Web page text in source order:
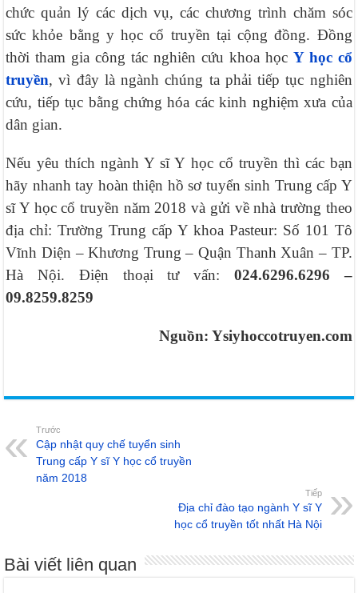
chức quản lý các dịch vụ, các chương trình chăm sóc
sức khỏe bằng y học cổ truyền tại cộng đồng. Đồng
thời tham gia công tác nghiên cứu khoa học Y học cổ
truyền, vì đây là ngành chúng ta phải tiếp tục nghiên
cứu, tiếp tục bằng chứng hóa các kinh nghiệm xưa của
dân gian.
Nếu yêu thích ngành Y sĩ Y học cổ truyền thì các bạn
hãy nhanh tay hoàn thiện hồ sơ tuyển sinh Trung cấp Y
sĩ Y học cổ truyền năm 2018 và gửi về nhà trường theo
địa chỉ: Trường Trung cấp Y khoa Pasteur: Số 101 Tô
Vĩnh Diện – Khương Trung – Quận Thanh Xuân – TP.
Hà Nội. Điện thoại tư vấn: 024.6296.6296 –
09.8259.8259
Nguồn: Ysiyhoccotruyen.com
Trước
Cập nhật quy chế tuyển sinh
Trung cấp Y sĩ Y học cổ truyền
năm 2018
Tiếp
Địa chỉ đào tạo ngành Y sĩ Y
học cổ truyền tốt nhất Hà Nội
Bài viết liên quan